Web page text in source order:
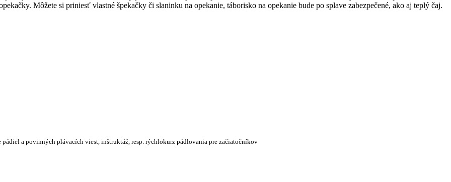
Môžete si priniesť vlastné špekačky či slaninku na opekanie, táborisko na opekanie bude po splave zabezpečené, ako aj teplý čaj.
a povinných plávacích viest, inštruktáž, resp. rýchlokurz pádlovania pre začiatočníkov